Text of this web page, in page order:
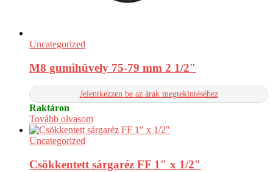
Uncategorized
M8 gumihüvely 75-79 mm 2 1/2″
Jelentkezzen be az árak megtekintéséhez
Raktáron
Tovább olvasom
Uncategorized
Csökkentett sárgaréz FF 1″ x 1/2″